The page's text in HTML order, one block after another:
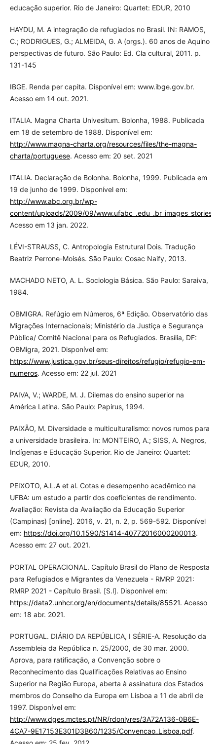
educação superior. Rio de Janeiro: Quartet: EDUR, 2010
HAYDU, M. A integração de refugiados no Brasil. IN: RAMOS,
C.; RODRIGUES, G.; ALMEIDA, G. A (orgs.). 60 anos de Aquino
perspectivas de futuro. São Paulo: Ed. Cla cultural, 2011. p.
131-145
IBGE. Renda per capita. Disponível em: www.ibge.gov.br.
Acesso em 14 out. 2021.
ITALIA. Magna Charta Univesitum. Bolonha, 1988. Publicada
em 18 de setembro de 1988. Disponível em:
http://www.magna-charta.org/resources/files/the-magna-
charta/portuguese. Acesso em: 20 set. 2021
ITALIA. Declaração de Bolonha. Bolonha, 1999. Publicada em
19 de junho de 1999. Disponível em:
http://www.abc.org.br/wp-
content/uploads/2009/09/
Acesso em 13 jan. 2022.
LÉVI-STRAUSS, C. Antropologia Estrutural Dois. Tradução
Beatriz Perrone-Moisés. São Paulo: Cosac Naify, 2013.
MACHADO NETO, A. L. Sociologia Básica. São Paulo: Saraiva,
1984.
OBMIGRA. Refúgio em Números, 6ª Edição. Observatório das
Migrações Internacionais; Ministério da Justiça e Segurança
Pública/ Comitê Nacional para os Refugiados. Brasília, DF:
OBMigra, 2021. Disponível em:
https://www.justica.gov.br/seus-direitos/refugio/refugio-em-
numeros. Acesso em: 22 jul. 2021
PAIVA, V.; WARDE, M. J. Dilemas do ensino superior na
América Latina. São Paulo: Papirus, 1994.
PAIXÃO, M. Diversidade e multiculturalismo: novos rumos para
a universidade brasileira. In: MONTEIRO, A.; SISS, A. Negros,
Indígenas e Educação Superior. Rio de Janeiro: Quartet:
EDUR, 2010.
PEIXOTO, A.L.A et al. Cotas e desempenho acadêmico na
UFBA: um estudo a partir dos coeficientes de rendimento.
Avaliação: Revista da Avaliação da Educação Superior
(Campinas) [online]. 2016, v. 21, n. 2, p. 569-592. Disponível
em: https://doi.org/10.1590/S1414-40772016000200013.
Acesso em: 27 out. 2021.
PORTAL OPERACIONAL. Capítulo Brasil do Plano de Resposta
para Refugiados e Migrantes da Venezuela - RMRP 2021:
RMRP 2021 - Capítulo Brasil. [S.l]. Disponível em:
https://data2.unhcr.org/en/documents/details/85521. Acesso
em: 18 abr. 2021.
PORTUGAL. DIÁRIO DA REPÚBLICA, I SÉRIE-A. Resolução da
Assembleia da República n. 25/2000, de 30 mar. 2000.
Aprova, para ratificação, a Convenção sobre o
Reconhecimento das Qualificações Relativas ao Ensino
Superior na Região Europa, aberta à assinatura dos Estados
membros do Conselho da Europa em Lisboa a 11 de abril de
1997. Disponível em:
http://www.dges.mctes.pt/NR/rdonlyres/3A72A136-0B6E-
4CA7-9E17153E301D3B60/1235/Convencao_Lisboa.pdf.